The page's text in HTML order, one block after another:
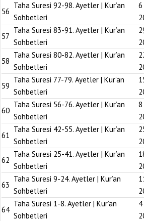
56
Taha Suresi 92-98. Ayetler | Kur’an
Sohbetleri
6
57
Taha Suresi 83-91. Ayetler | Kur’an
Sohbetleri
58
Taha Suresi 80-82. Ayetler | Kur’an
Sohbetleri
59
Taha Suresi 77-79. Ayetler | Kur’an
Sohbetleri
60
Taha Suresi 56-76. Ayetler | Kur’an
Sohbetleri
8
61
Taha Suresi 42-55. Ayetler | Kur’an
Sohbetleri
62
Taha Suresi 25-41. Ayetler | Kur’an
Sohbetleri
63
Taha Suresi 9-24. Ayetler | Kur’an
Sohbetleri
64
Taha Suresi 1-8. Ayetler | Kur’an
Sohbetleri